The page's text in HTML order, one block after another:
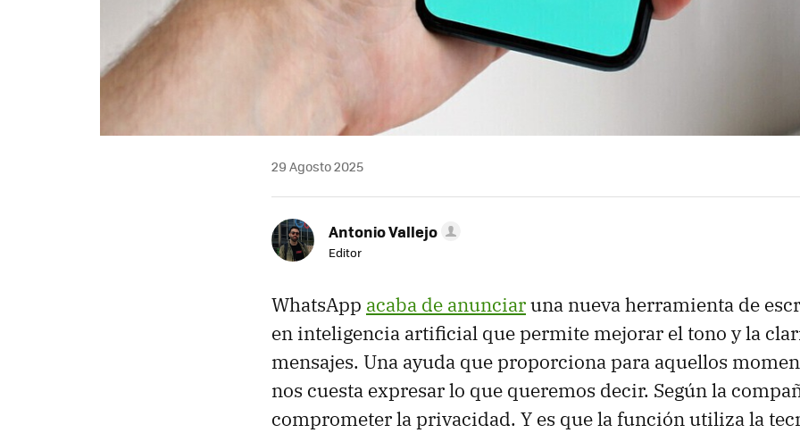
29 Agosto 2025
Antonio Vallejo
Editor
WhatsApp acaba de anunciaruna nueva herramienta de
en inteligencia artificial que permite mejorar el tono y la
mensajes. Una ayuda que proporciona para aquellos
nos cuesta expresar lo que queremos decir. Según la
comprometer la privacidad. Y es que la función utiliza la